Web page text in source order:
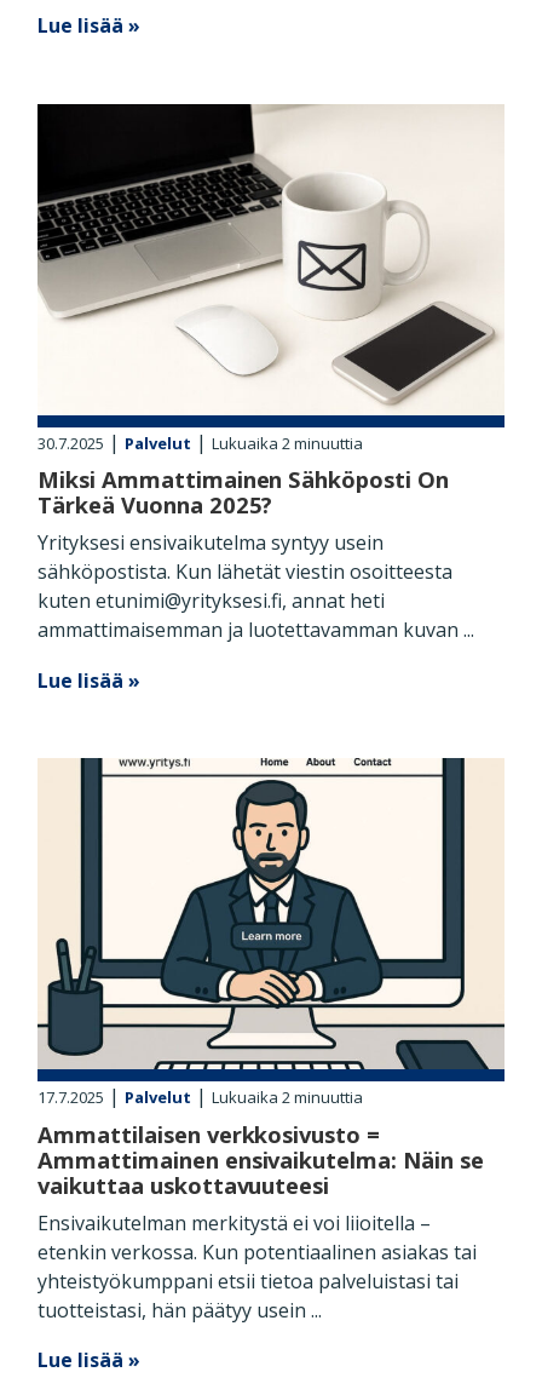
Lue lisää »
30.7.2025 | Palvelut |Lukuaika 2minuuttia
Miksi Ammattimainen Sähköposti On
Tärkeä Vuonna 2025?
Yrityksesi ensivaikutelma syntyy usein
sähköpostista. Kun lähetät viestin osoitteesta
kuten etunimi@yrityksesi.fi, annat heti
ammattimaisemman ja luotettavamman kuvan ...
Lue lisää »
17.7.2025 | Palvelut |Lukuaika 2minuuttia
Ammattilaisen verkkosivusto =
Ammattimainen ensivaikutelma: Näin se
vaikuttaa uskottavuuteesi
Ensivaikutelman merkitystä ei voi liioitella –
etenkin verkossa. Kun potentiaalinen asiakas tai
yhteistyökumppani etsii tietoa palveluistasi tai
tuotteistasi, hän päätyy usein ...
Lue lisää »